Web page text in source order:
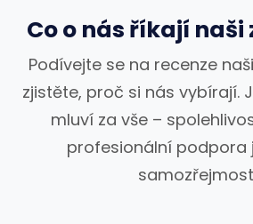
Co o nás říkají
Podívejte se na recenze
zjistěte, proč si nás vybírají.
mluví za vše –
profesionální podpora